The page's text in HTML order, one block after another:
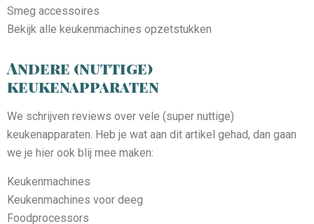
Smeg accessoires
Bekijk alle keukenmachines opzetstukken
Andere (nuttige)
keukenapparaten
We schrijven reviews over vele (super nuttige)
keukenapparaten. Heb je wat aan dit artikel gehad, dan gaan
we je hier ook blij mee maken:
Keukenmachines
Keukenmachines voor deeg
Foodprocessors